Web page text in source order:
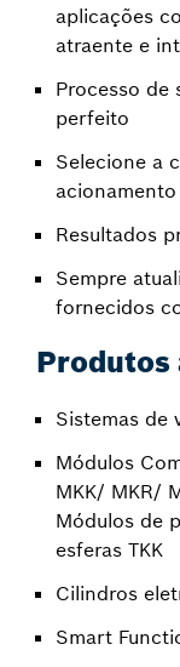
aplicações
atraente e
Processo de
perfeito
Selecione a
Resultados
Sempre
fornecidos
Produtos
Sistemas de
Módulos
MKK/ MKR/
Módulos de
esferas TKK
Cilindros
Smart